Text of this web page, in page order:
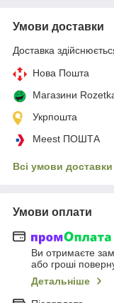
Умови доставки
Доставка
Нова Пошта
Магазини
Укрпошта
Meest ПОШТА
Всі умови доставки
Умови оплати
Ви отримаєте
або гроші
Детальніше